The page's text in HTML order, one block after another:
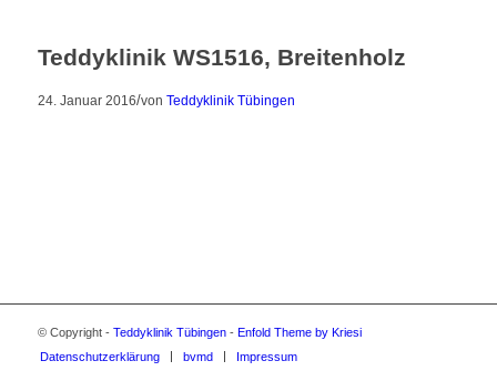
Teddyklinik WS1516, Breitenholz
24. Januar 2016/von Teddyklinik Tübingen
© Copyright - Teddyklinik Tübingen- Enfold Theme by Kriesi
Datenschutzerklärung
bvmd Impressum